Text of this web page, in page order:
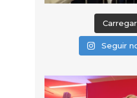
Seguir